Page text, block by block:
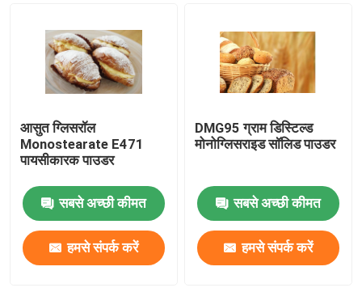
आसुत ग्लिसरॉल
Monostearate E471
पायसीकारक पाउडर
सबसे अच्छी कीमत
हमसे संपर्क करें
DMG95 ग्राम डिस्टिल्ड
मोनोग्लिसराइड सॉलिड पाउडर
सबसे अच्छी कीमत
हमसे संपर्क करें